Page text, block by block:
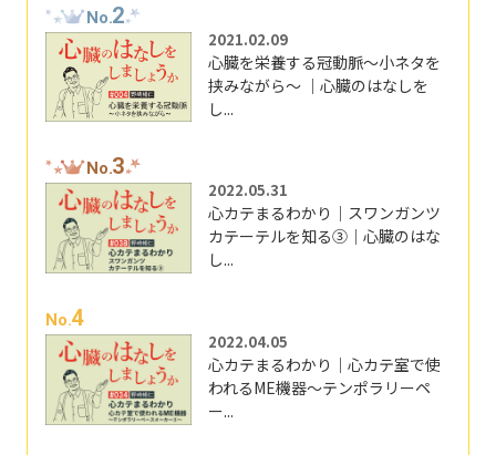
No.2
2021.02.09
心臓を栄養する冠動脈～小ネタを
挟みながら～ ｜心臓のはなしを
し...
No.3
2022.05.31
心カテまるわかり｜スワンガンツ
カテーテルを知る③｜心臓のはな
し...
No.4
2022.04.05
心カテまるわかり｜心カテ室で使
われるME機器～テンポラリーペ
ー...